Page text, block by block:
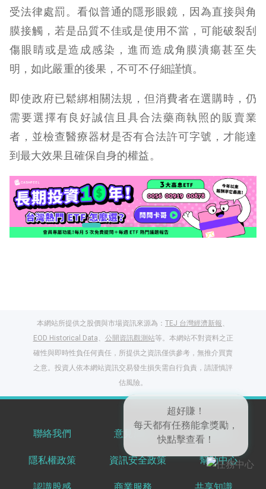
受法律處罰。看似普通的隱形眼鏡，因為直接與角
膜接觸，若是品質不佳或是使用不當，可能破裂刮
傷眼睛或是造成感染，進而造成角膜潰瘍甚至失
明，如此嚴重的後果，不可不仔細謹慎。
即使政府已鬆綁相關法規，但消費者在選購時，仍
需要選擇有良好誠信且具合法藥商執照的販賣業
者，並檢查醫療器材是否有合法許可字號，才能達
到最大效果且確保自身的權益。
本網站所提供之股價與市場資訊來源為： TEJ 台灣經濟新報、
EOD Historical Data、 公開資訊觀測站等。本網站不對資料之正
確性與即時性負任何責任，所提供之資訊僅供參考，無推介買賣
之意。投資人依本網站資訊交易發生損失需自行負責，請謹慎評
估風險。
聯絡我們 意見反饋 服務條款
隱私權政策 資訊安全政策 幫助中心
超好賺！
每天都有任務能拿獎勵，
登入股感會員，閱讀
任一文章
出國就缺這咖？股